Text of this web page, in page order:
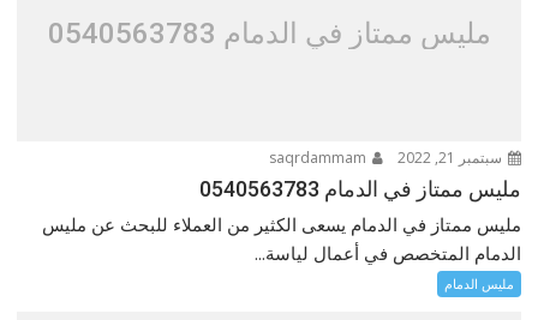
مليس ممتاز في الدمام 0540563783
سبتمبر 21, 2022
مليس ممتاز في الدمام 0540563783
مليس ممتاز في الدمام يسعى الكثير من العملاء للبحث عن مليس
الدمام المتخصص في أعمال لياسة...
مليس الدمام